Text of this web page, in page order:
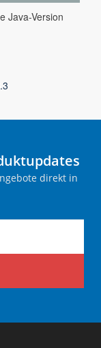
Java-Version
direkt in